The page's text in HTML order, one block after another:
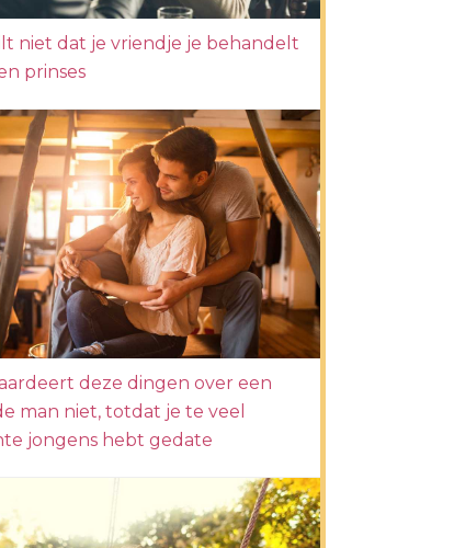
niet dat je vriendje je behandelt
prinses
deze dingen over een
man niet, totdat je te veel
jongens hebt gedate